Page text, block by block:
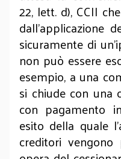
22, lett. d), CCII
dall’applicazione
sicuramente di
non può essere
esempio, a una
si chiude con una
con pagamento
esito della quale
creditori